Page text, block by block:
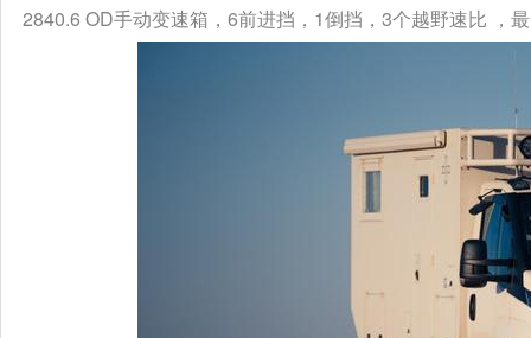
2840.6 OD手动变速箱，6前进挡，1倒挡，3个越野速比 ，